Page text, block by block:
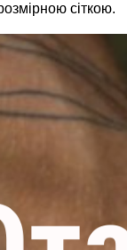
сіткою.